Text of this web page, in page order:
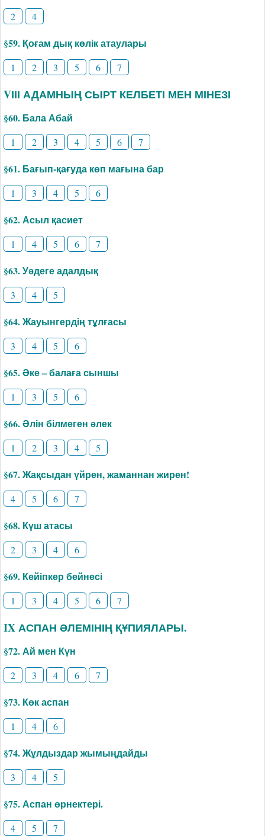
2 4
§59. Қоғам дық көлік атаулары
1 2 3 5 6 7
VІІІ АДАМНЫҢ СЫРТ КЕЛБЕТІ МЕН МІНЕЗІ
§60. Бала Абай
1 2 3 4 5 6 7
§61. Бағып-қағуда көп мағына бар
1 3 4 5 6
§62. Асыл қасиет
1 4 5 6 7
§63. Уәдеге адалдық
3 4 5
§64. Жауынгердің тұлғасы
3 4 5 6
§65. Әке – балаға сыншы
1 3 5 6
§66. Әлін білмеген әлек
1 2 3 4 5
§67. Жақсыдан үйрен, жаманнан жирен!
4 5 6 7
§68. Күш атасы
2 3 4 6
§69. Кейіпкер бейнесі
1 3 4 5 6 7
IX АСПАН ӘЛЕМІНІҢ ҚҰПИЯЛАРЫ.
§72. Ай мен Күн
2 3 4 6 7
§73. Көк аспан
1 4 6
§74. Жұлдыздар жымыңдайды
3 4 5
§75. Аспан өрнектері.
4 5 7